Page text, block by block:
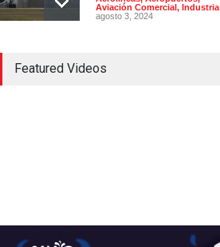
Aviación Comercial, Industria
agosto 3, 2024
Guadalajara inaugura una
Featured Videos